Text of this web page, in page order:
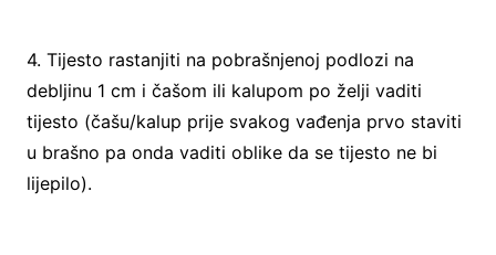
4. Tijesto rastanjiti na pobrašnjenoj podlozi na
debljinu 1 cm i čašom ili kalupom po želji vaditi
tijesto (čašu/kalup prije svakog vađenja prvo staviti
u brašno pa onda vaditi oblike da se tijesto ne bi
lijepilo).